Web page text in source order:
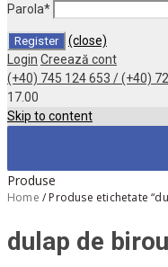
Parola*
(close)
Login Creează cont
(+40) 745 124 653 / (+40)
17.00
Skip to content
Produse
Home / Produse etichetate
dulap de birou